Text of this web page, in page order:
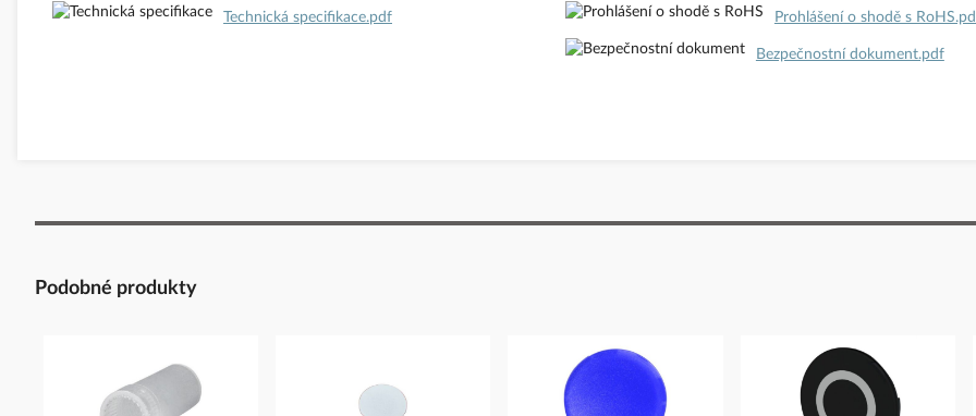
Technická specifikace.pdf Prohlášení o shodě s
Bezpečnostní dokument.pdf
Podobné produkty